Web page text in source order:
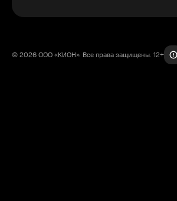
© 2026 ООО «КИОН». Все права защищены. 12+